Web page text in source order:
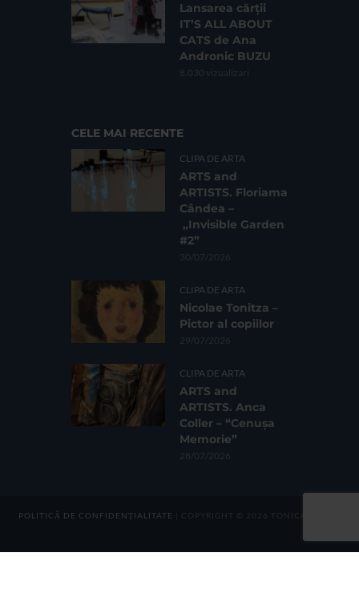
Lansarea cărții
IT’S ALL ABOUT
CATS de Ana
Andronic BUZU
8.030 vizualizari
CELE MAI RECENTE
CLIPA DE ARTA
ARTS and
ARTISTS. Floriama
Cândea –
„Invisible Garden
#2”
30/07/2026
CLIPA DE ARTA
Nicolae Tonitza –
Pictor al copiilor
29/07/2026
CLIPA DE ARTA
ARTS and
ARTISTS. Anca
Coller – “Cenușa
Memorie”
28/07/2026
POLITICĂ DE CONFIDENȚIALITATE | COPYRIGHT © 2026 TONICA GROUP